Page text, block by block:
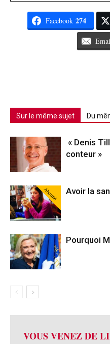
Facebook 274
Sur le même sujet Du
« Denis
conteur »
Abonné Avoir la
Pourquoi
VOUS VENEZ DE